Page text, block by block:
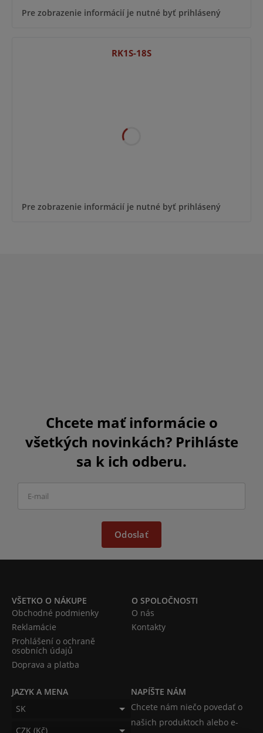
Pre zobrazenie informácií je nutné byť prihlásený
RK1S-18S
Pre zobrazenie informácií je nutné byť prihlásený
Chcete mať informácie o
všetkých novinkách? Prihláste
sa k ich odberu.
Odoslať
VŠETKO O NÁKUPE
Obchodné podmienky
Reklamácie
Prohlášení o ochraně
osobních údajů
Doprava a platba
O SPOLOČNOSTI
O nás
Kontakty
JAZYK A MENA
SK
CZK (Kč)
NAPÍŠTE NÁM
Chcete nám niečo povedať o
našich produktoch alebo e-